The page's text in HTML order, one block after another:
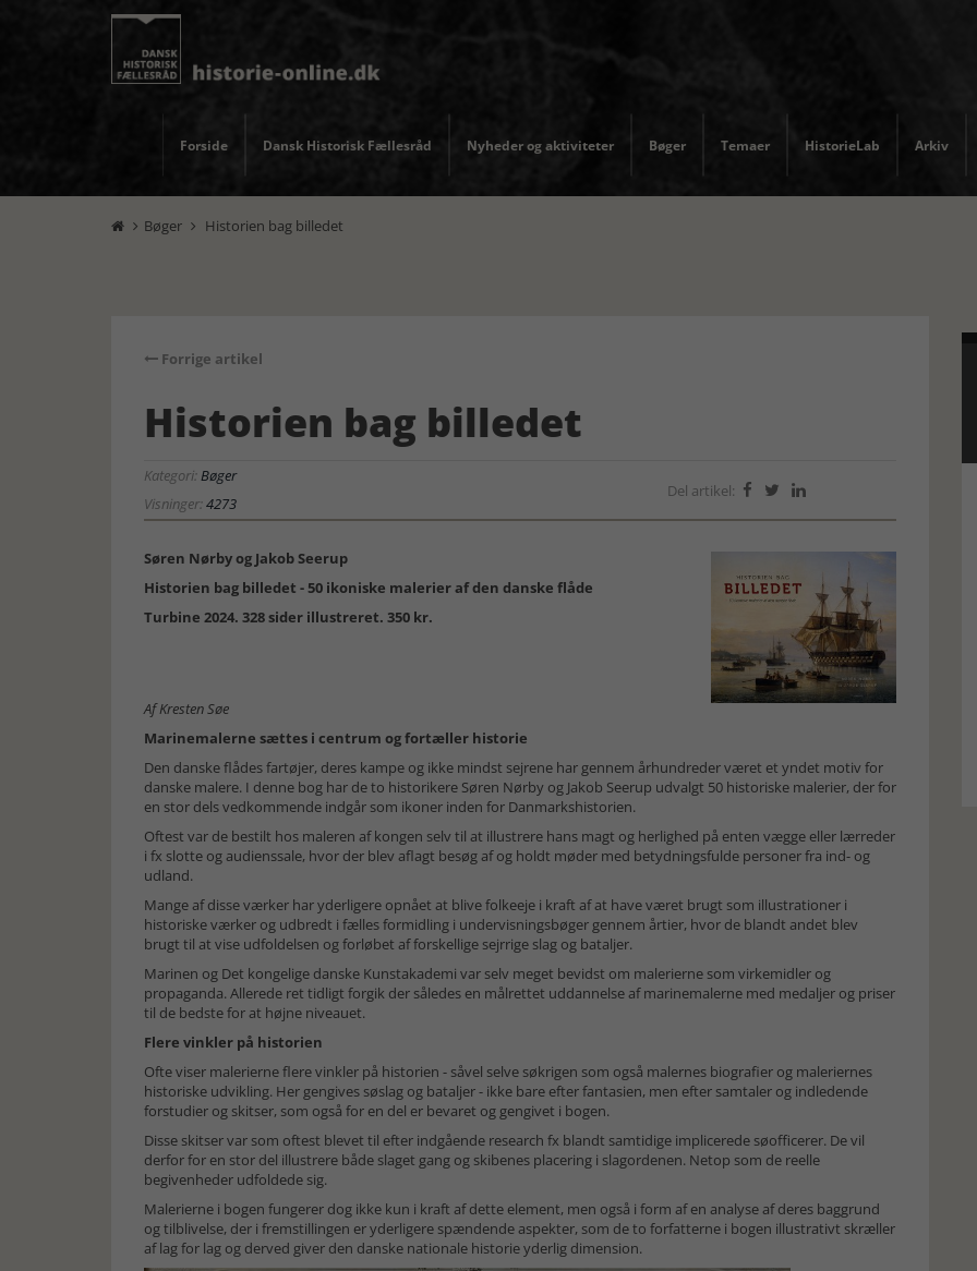
Forside Dansk Historisk Fællesråd Nyheder og aktiviteter Bøger Temaer HistorieLab Arkiv
 Bøger  Historien bag billedet
Forrige artikel
Historien bag billedet
Kategori:Bøger
Visninger:4273
Del artikel:   
Søren Nørby og Jakob Seerup
Historien bag billedet - 50 ikoniske malerier af den danske flåde
Turbine 2024. 328 sider illustreret. 350 kr.
Af Kresten Søe
Marinemalerne sættes i centrum og fortæller historie
Den danske flådes fartøjer, deres kampe og ikke mindst sejrene har gennem århundreder været et yndet motiv for
danske malere. I denne bog har de to historikere Søren Nørby og Jakob Seerup udvalgt 50 historiske malerier, der for
en stor dels vedkommende indgår som ikoner inden for Danmarkshistorien.
Oftest var de bestilt hos maleren af kongen selv til at illustrere hans magt og herlighed på enten vægge eller lærreder
i fx slotte og audienssale, hvor der blev aflagt besøg af og holdt møder med betydningsfulde personer fra ind- og
udland.
Mange af disse værker har yderligere opnået at blive folkeeje i kraft af at have været brugt som illustrationer i
historiske værker og udbredt i fælles formidling i undervisningsbøger gennem årtier, hvor de blandt andet blev
brugt til at vise udfoldelsen og forløbet af forskellige sejrrige slag og bataljer.
Marinen og Det kongelige danske Kunstakademi var selv meget bevidst om malerierne som virkemidler og
propaganda. Allerede ret tidligt forgik der således en målrettet uddannelse af marinemalerne med medaljer og priser
til de bedste for at højne niveauet.
Flere vinkler på historien
Ofte viser malerierne flere vinkler på historien - såvel selve søkrigen som også malernes biografier og maleriernes
historiske udvikling. Her gengives søslag og bataljer - ikke bare efter fantasien, men efter samtaler og indledende
forstudier og skitser, som også for en del er bevaret og gengivet i bogen.
Disse skitser var som oftest blevet til efter indgående research fx blandt samtidige implicerede søofficerer. De vil
derfor for en stor del illustrere både slaget gang og skibenes placering i slagordenen. Netop som de reelle
begivenheder udfoldede sig.
Malerierne i bogen fungerer dog ikke kun i kraft af dette element, men også i form af en analyse af deres baggrund
og tilblivelse, der i fremstillingen er yderligere spændende aspekter, som de to forfatterne i bogen illustrativt skræller
af lag for lag og derved giver den danske nationale historie yderlig dimension.